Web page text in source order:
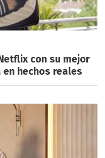
con su mejor
hechos reales